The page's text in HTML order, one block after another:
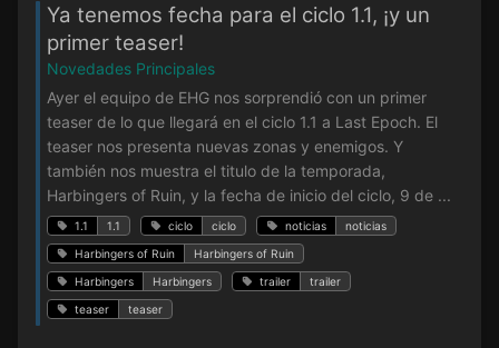
Ya tenemos fecha para el ciclo 1.1, ¡y un
primer teaser!
Novedades Principales
Ayer el equipo de EHG nos sorprendió con un primer
teaser de lo que llegará en el ciclo 1.1 a Last Epoch. El
teaser nos presenta nuevas zonas y enemigos. Y
también nos muestra el titulo de la temporada,
Harbingers of Ruin, y la fecha de inicio del ciclo, 9 de ...
1.1 1.1 ciclo ciclo noticias noticias
Harbingers of Ruin Harbingers of Ruin
Harbingers Harbingers trailer trailer
teaser teaser